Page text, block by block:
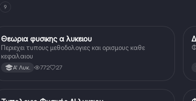
9
Φυσική
Θεωρια φυσικης α λυκειου
Περιεχει τυπους μεθοδολογιες και ορισμους καθε
κεφαλαιου
Α' Λυκ. 772 27